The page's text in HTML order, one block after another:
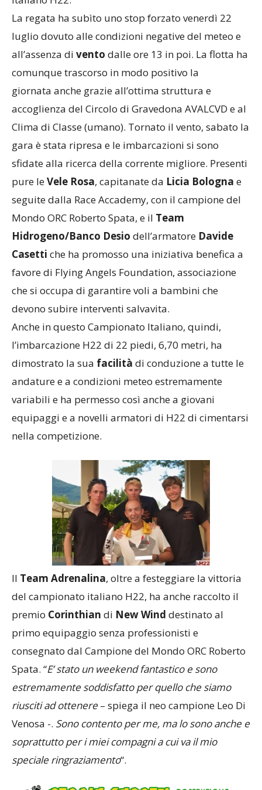
La regata ha subìto uno stop forzato venerdì 22
luglio dovuto alle condizioni negative del meteo e
dalle ore 13 in poi. La flotta ha
comunque trascorso in modo positivo la
giornata anche grazie all’ottima struttura e
accoglienza del Circolo di Gravedona AVALCVD e al
gara è stata ripresa e le imbarcazioni si sono
sfidate alla ricerca della corrente migliore. Presenti
pure le
, capitanate da Licia Bologna
seguite dalla Race Accademy, con il campione del
Mondo ORC Roberto Spata, e il
Hidrogeno/Banco Desio
che ha promosso una iniziativa benefica a
favore di Flying Angels Foundation, associazione
che si occupa di garantire voli a bambini che
Anche in questo Campionato Italiano, quindi,
l’imbarcazione H22 di 22 piedi, 6,70 metri, ha
variabili e ha permesso così anche a giovani
equipaggi e a novelli armatori di H22 di cimentarsi
nella competizione.
, oltre a festeggiare la vittoria
del campionato italiano H22, ha anche raccolto il
premio
primo equipaggio senza professionisti e
consegnato dal Campione del Mondo ORC Roberto
Spata. “
estremamente soddisfatto per quello che siamo
– spiega il neo campione Leo Di
Sono contento per me, ma lo sono anche e
soprattutto per i miei compagni a cui va il mio
speciale ringraziamento